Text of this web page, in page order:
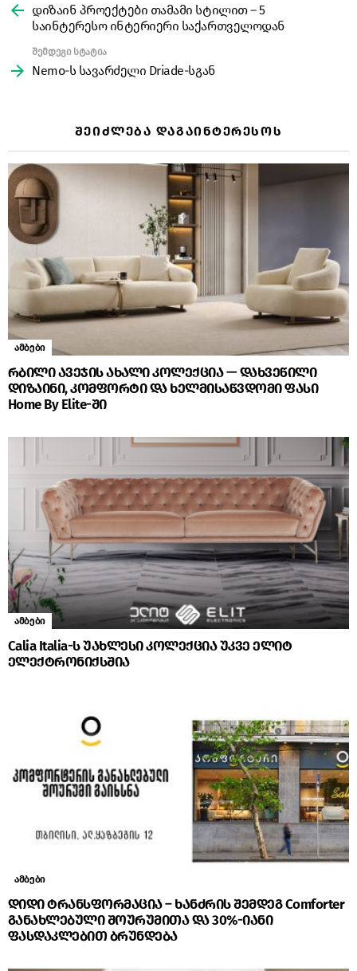
moreდიზაინ პროექტები თამამი სტილით – 5
საინტერესო ინტერიერი საქართველოდან
შემდეგი სტატია
Nemo-ს სავარძელი Driade-სგან
ᲨᲔᲘᲫᲚᲔᲑᲐ ᲓᲐᲒᲐᲘᲜᲢᲔᲠᲔᲡᲝᲡ
ამბები
რბილი ავეჯის ახალი კოლექცია — დახვეწილი
დიზაინი, კომფორტი და ხელმისაწვდომი ფასი
Home By Elite-ში
ამბები
Calia Italia-ს უახლესი კოლექცია უკვე ელიტ
ელექტრონიქსშია
ამბები
დიდი ტრანსფორმაცია – ხანძრის შემდეგ Comforter
განახლებული შოურუმითა და 30%-იანი
ფასდაკლებით ბრუნდება